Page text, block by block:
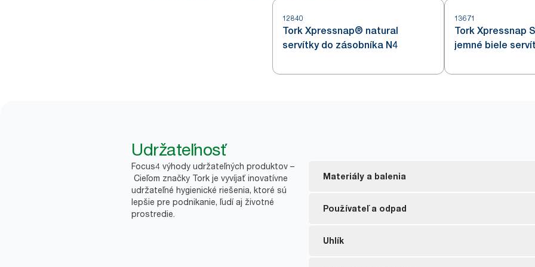
12840
Tork Xpressnap® natural
servítky do zásobníka N4
13671
Tork Xpressnap
jemné biele
Udržateľnosť
Focus4 výhody udržateľných produktov –
Cieľom značky Tork je vyvíjať inovatívne
udržateľné hygienické riešenia, ktoré sú
lepšie pre podnikanie, ľudí aj životné
prostredie.
Materiály a balenia
Tork Xpressnap Fit servítky natural sú vyrobené zo
Používateľ a odpad
Znížené množstvo vyhodených nepoužitých
Uhlík